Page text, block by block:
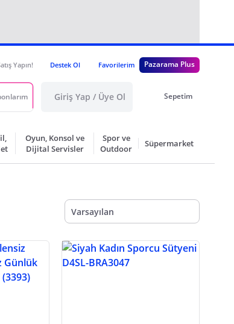
Yapın! Destek Ol Favorilerim Pazarama Plus
Giriş Yap / Üye Ol Sepetim
Oyun, Konsol ve
Dijital Servisler
Spor ve
Outdoor
Süpermarket
Varsayılan